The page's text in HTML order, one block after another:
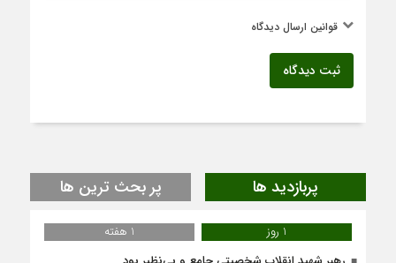
قوانین ارسال دیدگاه
ثبت دیدگاه
پربازدید ها پر بحث ترین ها
1 روز
1 هفته